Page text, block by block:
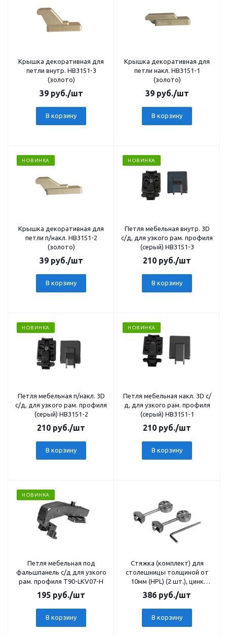
Крышка декоративная для
петли внутр. HB3151-3
(золото)
39руб./шт
В корзину
Крышка декоративная для
петли накл. HB3151-1
(золото)
39руб./шт
В корзину
НОВИНКА
Крышка декоративная для
петли п/накл. HB3151-2
(золото)
39руб./шт
В корзину
НОВИНКА
Петля мебельная внутр. 3D
с/д, для узкого рам. профиля
(серый) HB3151-3
210 руб./шт
В корзину
НОВИНКА
Петля мебельная п/накл. 3D
с/д, для узкого рам. профиля
(серый) HB3151-2
210 руб./шт
В корзину
НОВИНКА
Петля мебельная накл. 3D с/
д, для узкого рам. профиля
(серый) HB3151-1
210 руб./шт
В корзину
НОВИНКА
Петля мебельная под
фальшпанель с/д для узкого
рам. профиля T90-LKV07-H
195 руб./шт
В корзину
Cтяжка (комплект) для
столешницы толщиной от
10мм (HPL) (2 шт.), цинк
(MCF.03.CL.055.ZN.S)
386 руб./шт
В корзину